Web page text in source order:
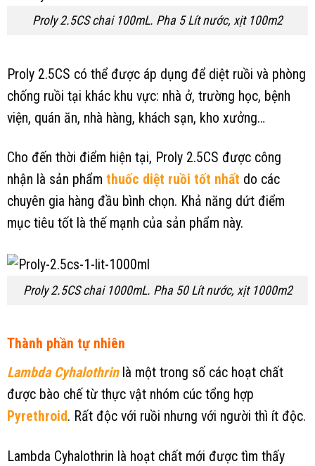
Proly 2.5CS chai 100mL. Pha 5 Lít nước, xịt 100m2
Proly 2.5CS có thể được áp dụng để diệt ruồi và phòng
chống ruồi tại khác khu vực: nhà ở, trường học, bệnh
viện, quán ăn, nhà hàng, khách sạn, kho xưởng…
Cho đến thời điểm hiện tại, Proly 2.5CS được công
nhận là sản phẩm thuốc diệt ruồi tốt nhất do các
chuyên gia hàng đầu bình chọn. Khả năng dứt điểm
mục tiêu tốt là thế mạnh của sản phẩm này.
Proly 2.5CS chai 1000mL. Pha 50 Lít nước, xịt 1000m2
Thành phần tự nhiên
Lambda Cyhalothrinlà một trong số các hoạt chất
được bào chế từ thực vật nhóm cúc tổng hợp
Pyrethroid. Rất độc với ruồi nhưng với người thì ít độc.
Lambda Cyhalothrin là hoạt chất mới được tìm thấy